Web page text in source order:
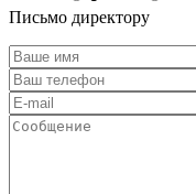
Письмо директору